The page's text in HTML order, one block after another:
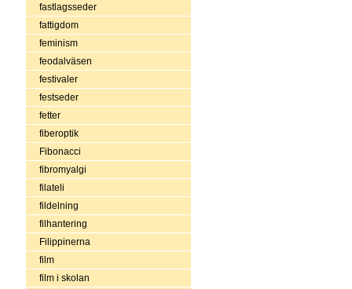
fastlagsseder
fattigdom
feminism
feodalväsen
festivaler
festseder
fetter
fiberoptik
Fibonacci
fibromyalgi
filateli
fildelning
filhantering
Filippinerna
film
film i skolan